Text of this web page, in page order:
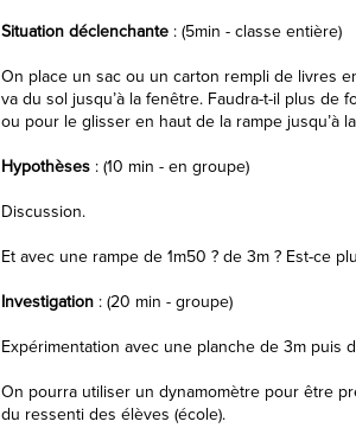
Situation déclenchante : (5min - classe entière)
On place un sac ou un carton rempli de livres
va du sol jusqu’à la fenêtre. Faudra-t-il plus de
ou pour le glisser en haut de la rampe jusqu’à
Hypothèses : (10 min - en groupe)
Discussion.
Et avec une rampe de 1m50 ? de 3m ? Est-ce
Investigation : (20 min - groupe)
Expérimentation avec une planche de 3m puis
On pourra utiliser un dynamomètre pour être
du ressenti des élèves (école).